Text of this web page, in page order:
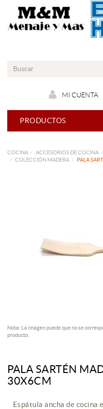
MI CUENTA
PRODUCTOS
COCINA ACCESORIOS DE COCINA
COLECCIÓN MADERA
PALA
Nota: La imagen puede que no se
producto.
PALA SARTÉN
30X6CM
Espátula ancha de cocina